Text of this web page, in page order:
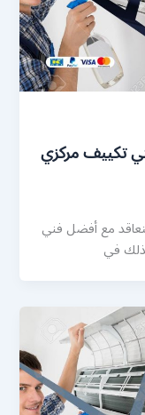
خدمة فني تكييف مركزي
مع أفضل فني
في